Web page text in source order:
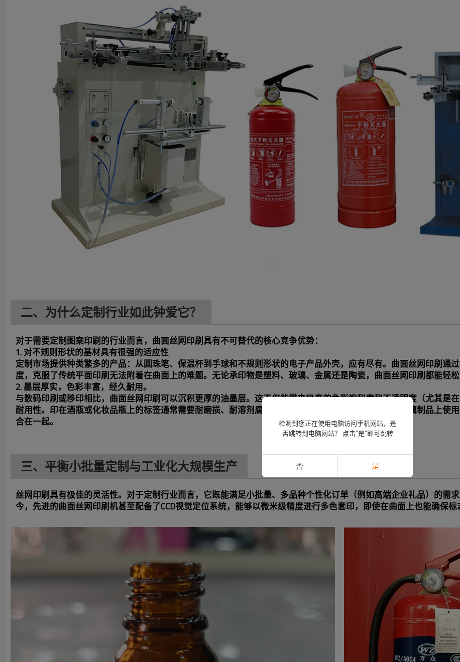
二、为什么定制行业如此钟爱它？
对于需要定制图案印刷的行业而言，曲面丝网印刷具有不可替代的核心竞争优势：
1. 对不规则形状的基材具有很强的适应性
定制市场提供种类繁多的产品：从圆珠笔、保温杯到手球和不规则形状的电子产品外壳，应有尽有。曲面丝网印刷通
度，克服了传统平面印刷无法附着在曲面上的难题。无论承印物是塑料、玻璃、金属还是陶瓷，曲面丝网印刷都能轻松
2. 墨层厚实，色彩丰富，经久耐用。
与数码印刷或移印相比，曲面丝网印刷可以沉积更厚的油墨层。这不仅能带来极高的色彩饱和度和不透明度（尤其是
耐用性。印在酒瓶或化妆品瓶上的标签通常需要耐磨损、耐溶剂腐蚀，并经得起时间的考验。例如，在玻璃制品上使
合在一起。
三、平衡小批量定制与工业化大规模生产
丝网印刷具有极佳的灵活性。对于定制行业而言，它既能满足小批量、多品种个性化订单（例如高端企业礼品）的需
今，先进的曲面丝网印刷机甚至配备了CCD视觉定位系统，能够以微米级精度进行多色套印，即使在曲面上也能确保标
检测到您正在使用电脑访问手机网站，是
否跳转到电脑网站？ 点击“是”即可跳转
否 是